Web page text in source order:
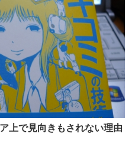
上で見向きもされない理由